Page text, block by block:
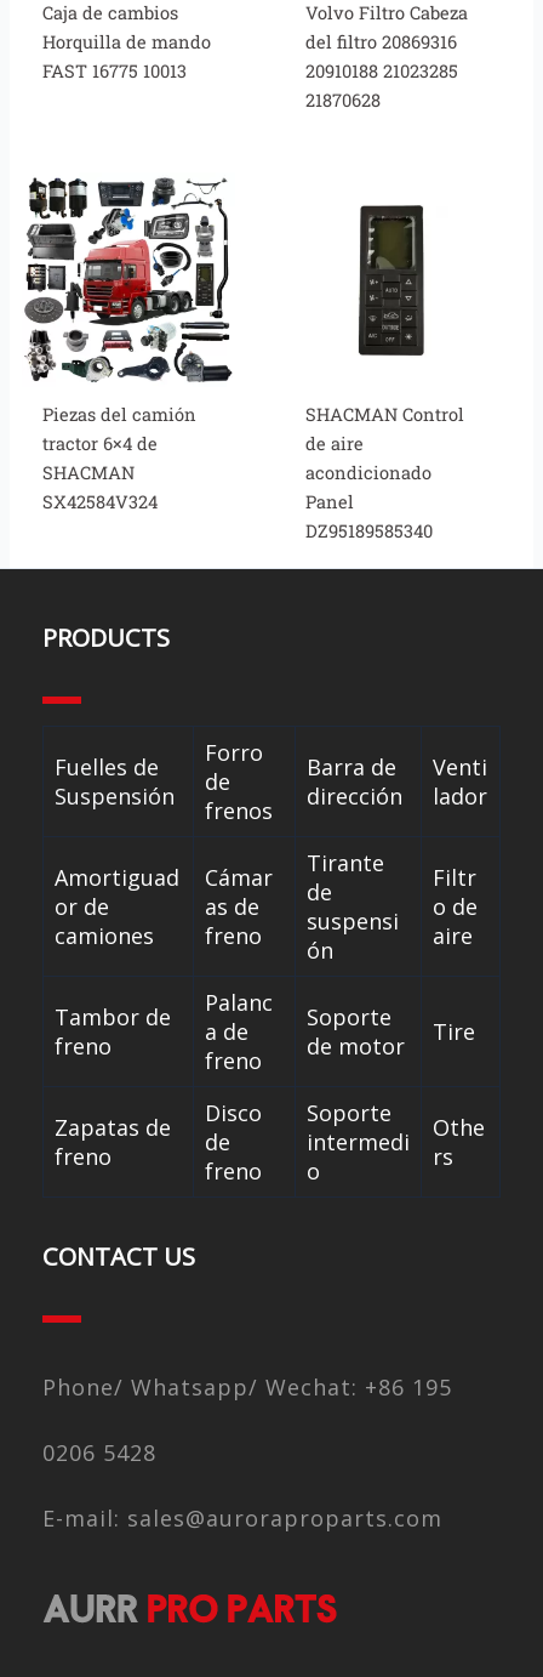
Caja de cambios
Horquilla de mando
FAST 16775 10013
Volvo Filtro Cabeza
del filtro 20869316
20910188 21023285
21870628
Piezas del camión
tractor 6×4 de
SHACMAN
SX42584V324
SHACMAN Control
de aire
acondicionado
Panel
DZ95189585340
PRODUCTS
Fuelles de
Suspensión
Forro
de
frenos
Barra de
dirección
Venti
lador
Amortiguad
or de
camiones
Cámar
as de
freno
Tirante
de
suspensi
ón
Filtr
o de
aire
Tambor de
freno
Palanc
a de
freno
Soporte
de motor
Tire
Zapatas de
freno
Disco
de
freno
Soporte
intermedi
o
Othe
rs
CONTACT US
Phone/ Whatsapp/ Wechat: +86 195
0206 5428
E-mail: sales@auroraproparts.com